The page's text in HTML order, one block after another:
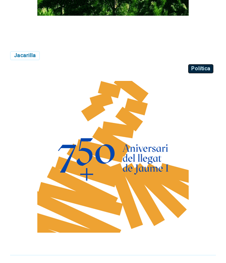
Jacarilla
Política